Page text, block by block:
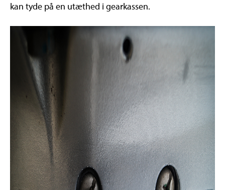
kan tyde på en utæthed i gearkassen.